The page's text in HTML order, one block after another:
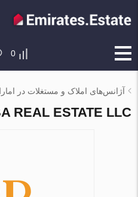
0
آژانس‌های املاک و مستغلات در
REAL ESTATE LLC